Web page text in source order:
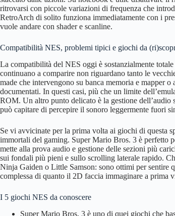
ritrovarsi con piccole variazioni di frequenza che
RetroArch di solito funziona immediatamente con i
vuole andare con shader e scanline.
Compatibilità NES, problemi tipici e giochi da
La compatibilità del NES oggi è sostanzialmente
continuano a comparire non riguardano tanto le
made che intervengono su banca memoria e mapper
documentati. In questi casi, più che un limite
ROM. Un altro punto delicato è la gestione
può capitare di percepire il sonoro leggermente fuori
Se vi avvicinate per la prima volta ai giochi di questa
immortali del gaming. Super Mario Bros. 3 è perfetto
mette alla prova audio e gestione delle sezioni più
sui fondali più pieni e sullo scrolling laterale rapido.
Ninja Gaiden o Little Samson: sono ottimi per sentire
complessa di quanto il 2D faccia immaginare a prima
I 5 giochi NES da conoscere
Super Mario Bros. 3 è uno di quei giochi che